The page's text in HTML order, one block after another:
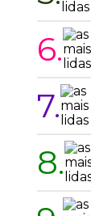
6.
7.
8.